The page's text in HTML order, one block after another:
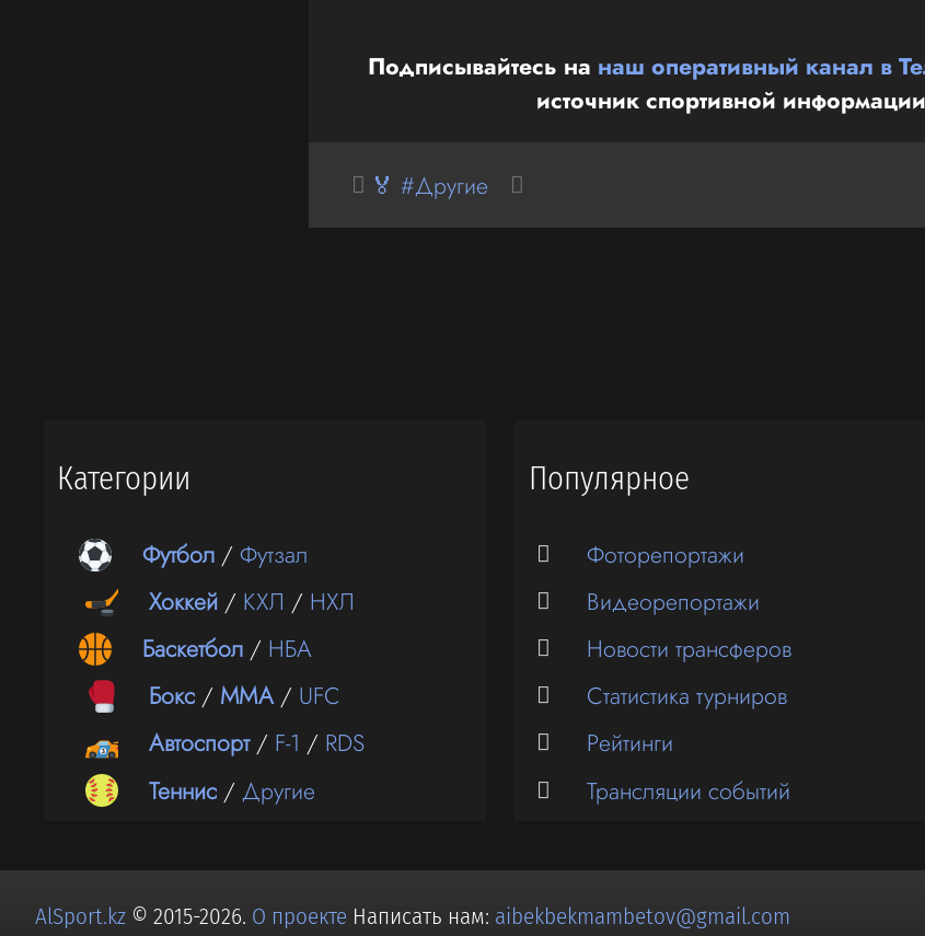
Подписывайтесь на наш оперативный канал в
источник спортивной
🏅 #Другие
Категории
Футбол /Футзал
Хоккей / КХЛ / НХЛ
Баскетбол / НБА
Бокс / ММА/ UFC
Автоспорт/ F-1 / RDS
Теннис /Другие
Популярное
Фоторепортажи
Видеорепортажи
Новости трансферов
Статистика турниров
Рейтинги
Трансляции событий
AlSport.kz © 2015-2026. О проекте Написать нам: aibekbekmambetov@gmail.com